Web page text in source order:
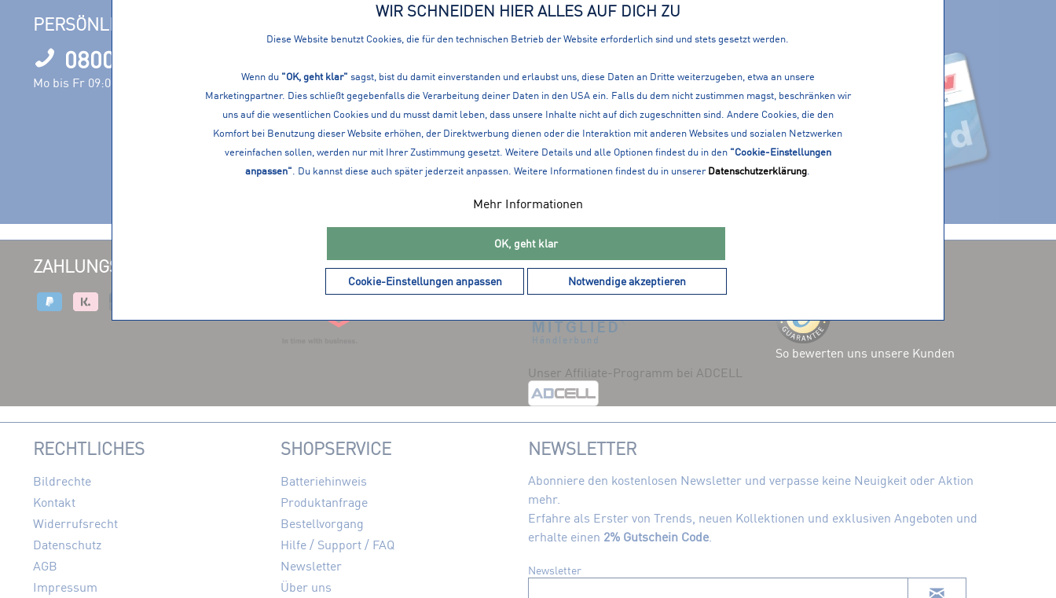
PERSÖNLICHE BERATUNG
0800 1000120
Mo bis Fr 09:00 – 17:00 Uhr
Öffnungszeiten
Nachhaltigkeit
Events
Jobs
Servicevielfalt
LOKAL, IM WEB ALS APP!
ZAHLUNGSARTEN VERSANDDIENSTLEISTER MITGLIEDSCHAFTEN
Unser Affiliate-Programm bei ADCELL
So bewerten uns unsere Kunden
RECHTLICHES
Bildrechte
Kontakt
Widerrufsrecht
Datenschutz
AGB
Impressum
SHOPSERVICE
Batteriehinweis
Produktanfrage
Bestellvorgang
Hilfe / Support / FAQ
Newsletter
Über uns
NEWSLETTER
Abonniere den kostenlosen Newsletter und verpasse keine Neuigkeit oder Aktion
mehr.
Erfahre als Erster von Trends, neuen Kollektionen und exklusiven Angeboten und
erhalte einen 2% Gutschein Code.
Newsletter
WIR SCHNEIDEN HIER ALLES AUF DICH ZU
Diese Website benutzt Cookies, die für den technischen Betrieb der Website erforderlich sind und stets gesetzt werden.
Wenn du "OK, geht klar" sagst, bist du damit einverstanden und erlaubst uns, diese Daten an Dritte weiterzugeben, etwa an unsere
Marketingpartner. Dies schließt gegebenfalls die Verarbeitung deiner Daten in den USA ein. Falls du dem nicht zustimmen magst, beschränken wir
uns auf die wesentlichen Cookies und du musst damit leben, dass unsere Inhalte nicht auf dich zugeschnitten sind. Andere Cookies, die den
Komfort bei Benutzung dieser Website erhöhen, der Direktwerbung dienen oder die Interaktion mit anderen Websites und sozialen Netzwerken
vereinfachen sollen, werden nur mit Ihrer Zustimmung gesetzt. Weitere Details und alle Optionen findest du in den "Cookie-Einstellungen
anpassen" . Du kannst diese auch später jederzeit anpassen. Weitere Informationen findest du in unsererDatenschutzerklärung
Mehr Informationen
OK, geht klar
Cookie-Einstellungen anpassen Notwendige akzeptieren